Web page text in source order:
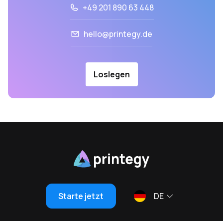
+49 201 890 63 448
hello@printegy.de
Loslegen
Starte jetzt DE